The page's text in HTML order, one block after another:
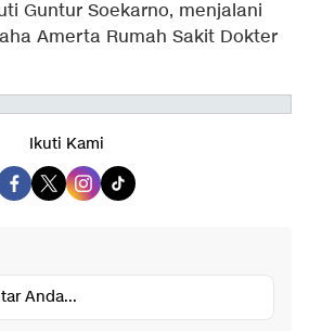
Guntur Soekarno, menjalani
Amerta Rumah Sakit Dokter
Ikuti Kami
Anda...